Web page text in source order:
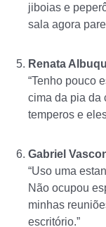
jiboias e
sala agora
Renata
“Tenho pouco
cima da pia da
temperos e
Gabriel
“Uso uma
Não ocupou
minhas
escritório.”